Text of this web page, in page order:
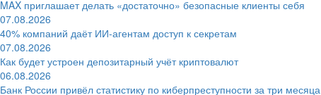
MAX приглашает делать «достаточно» безопасные клиенты себя
07.08.2026
40% компаний даёт ИИ‑агентам доступ к секретам
07.08.2026
Как будет устроен депозитарный учёт криптовалют
06.08.2026
Банк России привёл статистику по киберпреступности за три месяца